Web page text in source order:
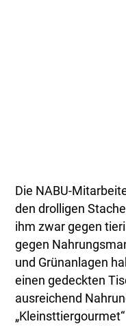
Die NABU-
den drolligen
ihm zwar gegen
gegen
und Grünanlagen
einen gedeckten
ausreichend